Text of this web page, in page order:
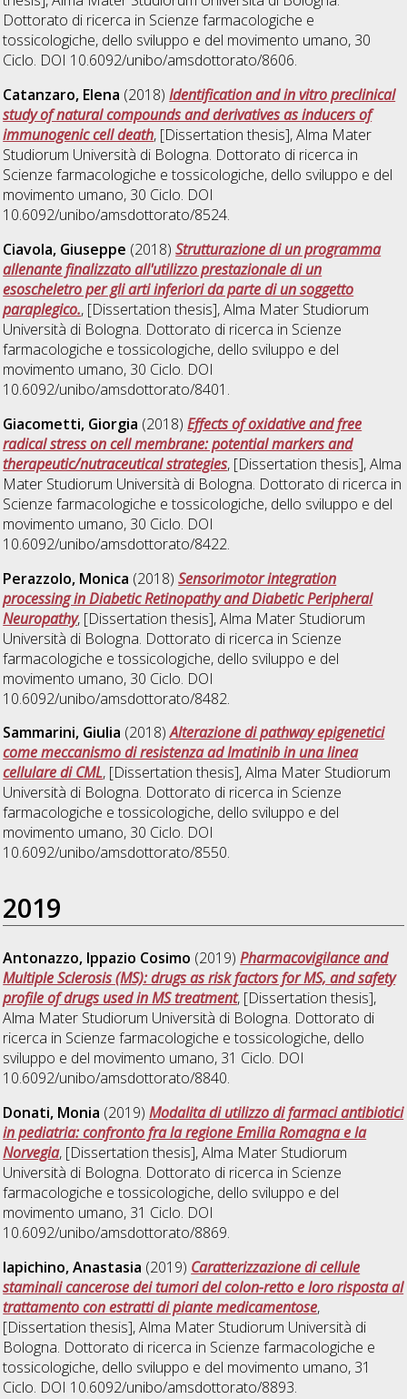
Dottorato di ricerca in Scienze farmacologiche e
tossicologiche, dello sviluppo e del movimento umano, 30
Ciclo. DOI 10.6092/unibo/amsdottorato/8606.
Catanzaro, Elena (2018)Identification and in vitro preclinical
study of natural compounds and derivatives as inducers of
immunogenic cell death, [Dissertation thesis], Alma Mater
Studiorum Università di Bologna. Dottorato di ricerca in
Scienze farmacologiche e tossicologiche, dello sviluppo e del
movimento umano, 30 Ciclo. DOI
10.6092/unibo/amsdottorato/8524.
Ciavola, Giuseppe (2018)Strutturazione di un programma
allenante finalizzato all'utilizzo prestazionale di un
esoscheletro per gli arti inferiori da parte di un soggetto
paraplegico., [Dissertation thesis], Alma Mater Studiorum
Università di Bologna. Dottorato di ricerca in Scienze
farmacologiche e tossicologiche, dello sviluppo e del
movimento umano, 30 Ciclo. DOI
10.6092/unibo/amsdottorato/8401.
Giacometti, Giorgia (2018)Effects of oxidative and free
radical stress on cell membrane: potential markers and
therapeutic/nutraceutical strategies, [Dissertation thesis], Alma
Mater Studiorum Università di Bologna. Dottorato di ricerca in
Scienze farmacologiche e tossicologiche, dello sviluppo e del
movimento umano, 30 Ciclo. DOI
10.6092/unibo/amsdottorato/8422.
Perazzolo, Monica (2018)Sensorimotor integration
processing in Diabetic Retinopathy and Diabetic Peripheral
Neuropathy, [Dissertation thesis], Alma Mater Studiorum
Università di Bologna. Dottorato di ricerca in Scienze
farmacologiche e tossicologiche, dello sviluppo e del
movimento umano, 30 Ciclo. DOI
10.6092/unibo/amsdottorato/8482.
Sammarini, Giulia (2018)Alterazione di pathway epigenetici
come meccanismo di resistenza ad Imatinib in una linea
cellulare di CML, [Dissertation thesis], Alma Mater Studiorum
Università di Bologna. Dottorato di ricerca in Scienze
farmacologiche e tossicologiche, dello sviluppo e del
movimento umano, 30 Ciclo. DOI
10.6092/unibo/amsdottorato/8550.
2019
Antonazzo, Ippazio Cosimo (2019)Pharmacovigilance and
Multiple Sclerosis (MS): drugs as risk factors for MS, and safety
profile of drugs used in MS treatment, [Dissertation thesis],
Alma Mater Studiorum Università di Bologna. Dottorato di
ricerca in Scienze farmacologiche e tossicologiche, dello
sviluppo e del movimento umano, 31 Ciclo. DOI
10.6092/unibo/amsdottorato/8840.
Donati, Monia (2019)Modalita di utilizzo di farmaci antibiotici
in pediatria: confronto fra la regione Emilia Romagna e la
Norvegia, [Dissertation thesis], Alma Mater Studiorum
Università di Bologna. Dottorato di ricerca in Scienze
farmacologiche e tossicologiche, dello sviluppo e del
movimento umano, 31 Ciclo. DOI
10.6092/unibo/amsdottorato/8869.
Iapichino, Anastasia (2019) Caratterizzazione di cellule
staminali cancerose dei tumori del colon-retto e loro risposta al
trattamento con estratti di piante medicamentose,
[Dissertation thesis], Alma Mater Studiorum Università di
Bologna. Dottorato di ricerca in Scienze farmacologiche e
tossicologiche, dello sviluppo e del movimento umano, 31
Ciclo. DOI 10.6092/unibo/amsdottorato/8893.